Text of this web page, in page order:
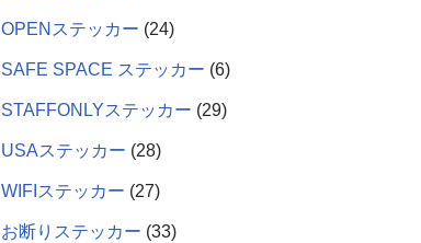
OPENステッカー 24
SAFE SPACE ステッカー 6
STAFFONLYステッカー 29
USAステッカー 28
WIFIステッカー 27
お断りステッカー 33